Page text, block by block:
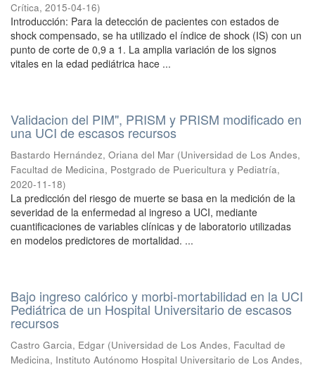
Crítica, 2015-04-16)
Introducción: Para la detección de pacientes con estados de
shock compensado, se ha utilizado el índice de shock (IS) con un
punto de corte de 0,9 a 1. La amplia variación de los signos
vitales en la edad pediátrica hace ...
Validacion del PIM", PRISM y PRISM modificado en
una UCI de escasos recursos
Bastardo Hernández, Oriana del Mar (Universidad de Los Andes,
Facultad de Medicina, Postgrado de Puericultura y Pediatría,
2020-11-18)
La predicción del riesgo de muerte se basa en la medición de la
severidad de la enfermedad al ingreso a UCI, mediante
cuantificaciones de variables clínicas y de laboratorio utilizadas
en modelos predictores de mortalidad. ...
Bajo ingreso calórico y morbi-mortabilidad en la UCI
Pediátrica de un Hospital Universitario de escasos
recursos
Castro Garcia, Edgar (Universidad de Los Andes, Facultad de
Medicina, Instituto Autónomo Hospital Universitario de Los Andes,